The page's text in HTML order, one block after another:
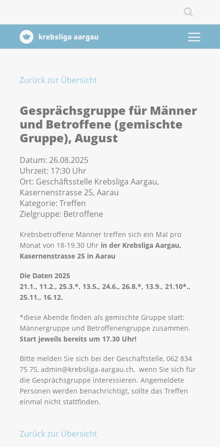
Zurück zur Übersicht
Gesprächsgruppe für Männer
und Betroffene (gemischte
Gruppe), August
Datum: 26.08.2025
Uhrzeit: 17:30 Uhr
Ort: Geschäftsstelle Krebsliga Aargau,
Kasernenstrasse 25, Aarau
Kategorie: Treffen
Zielgruppe: Betroffene
Krebsbetroffene Männer treffen sich ein Mal pro
Monat von 18-19.30 Uhr in der Krebsliga Aargau,
Kasernenstrasse 25 in Aarau
Die Daten 2025
21.1., 11.2., 25.3.*, 13.5., 24.6., 26.8.*, 13.9., 21.10*.,
25.11., 16.12.
*diese Abende finden als gemischte Gruppe statt:
Männergruppe und Betroffenengruppe zusammen.
Start jeweils bereits um 17.30 Uhr!
Bitte melden Sie sich bei der Geschäftstelle, 062 834
75 75, admin@krebsliga-aargau.ch, wenn Sie sich für
die Gesprächsgruppe interessieren. Angemeldete
Personen werden benachrichtigt, sollte das Treffen
einmal nicht stattfinden.
Zurück zur Übersicht